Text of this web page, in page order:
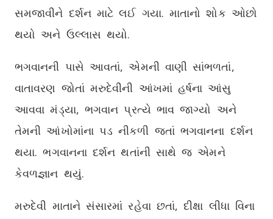
સમજાવીને દર્શન માટે લઈ ગયા. માતાનો શોક ઓછો
થયો અને ઉલ્લાસ થયો.
ભગવાનની પાસે આવતાં, એમની વાણી સાંભળતાં,
વાતાવરણ જોતાં મરુદેવીની આંખમાં હર્ષના આંસુ
આવવા મંડ્યા, ભગવાન પ્રત્યે ભાવ જાગ્યો અને
તેમની આંખોમાંના પડ નીકળી જતાં ભગવાનના દર્શન
થયા. ભગવાનના દર્શન થતાંની સાથે જ એમને
કેવળજ્ઞાન થયું.
મરુદેવી માતાને સંસારમાં રહેવા છતાં, દીક્ષા લીધા વિના